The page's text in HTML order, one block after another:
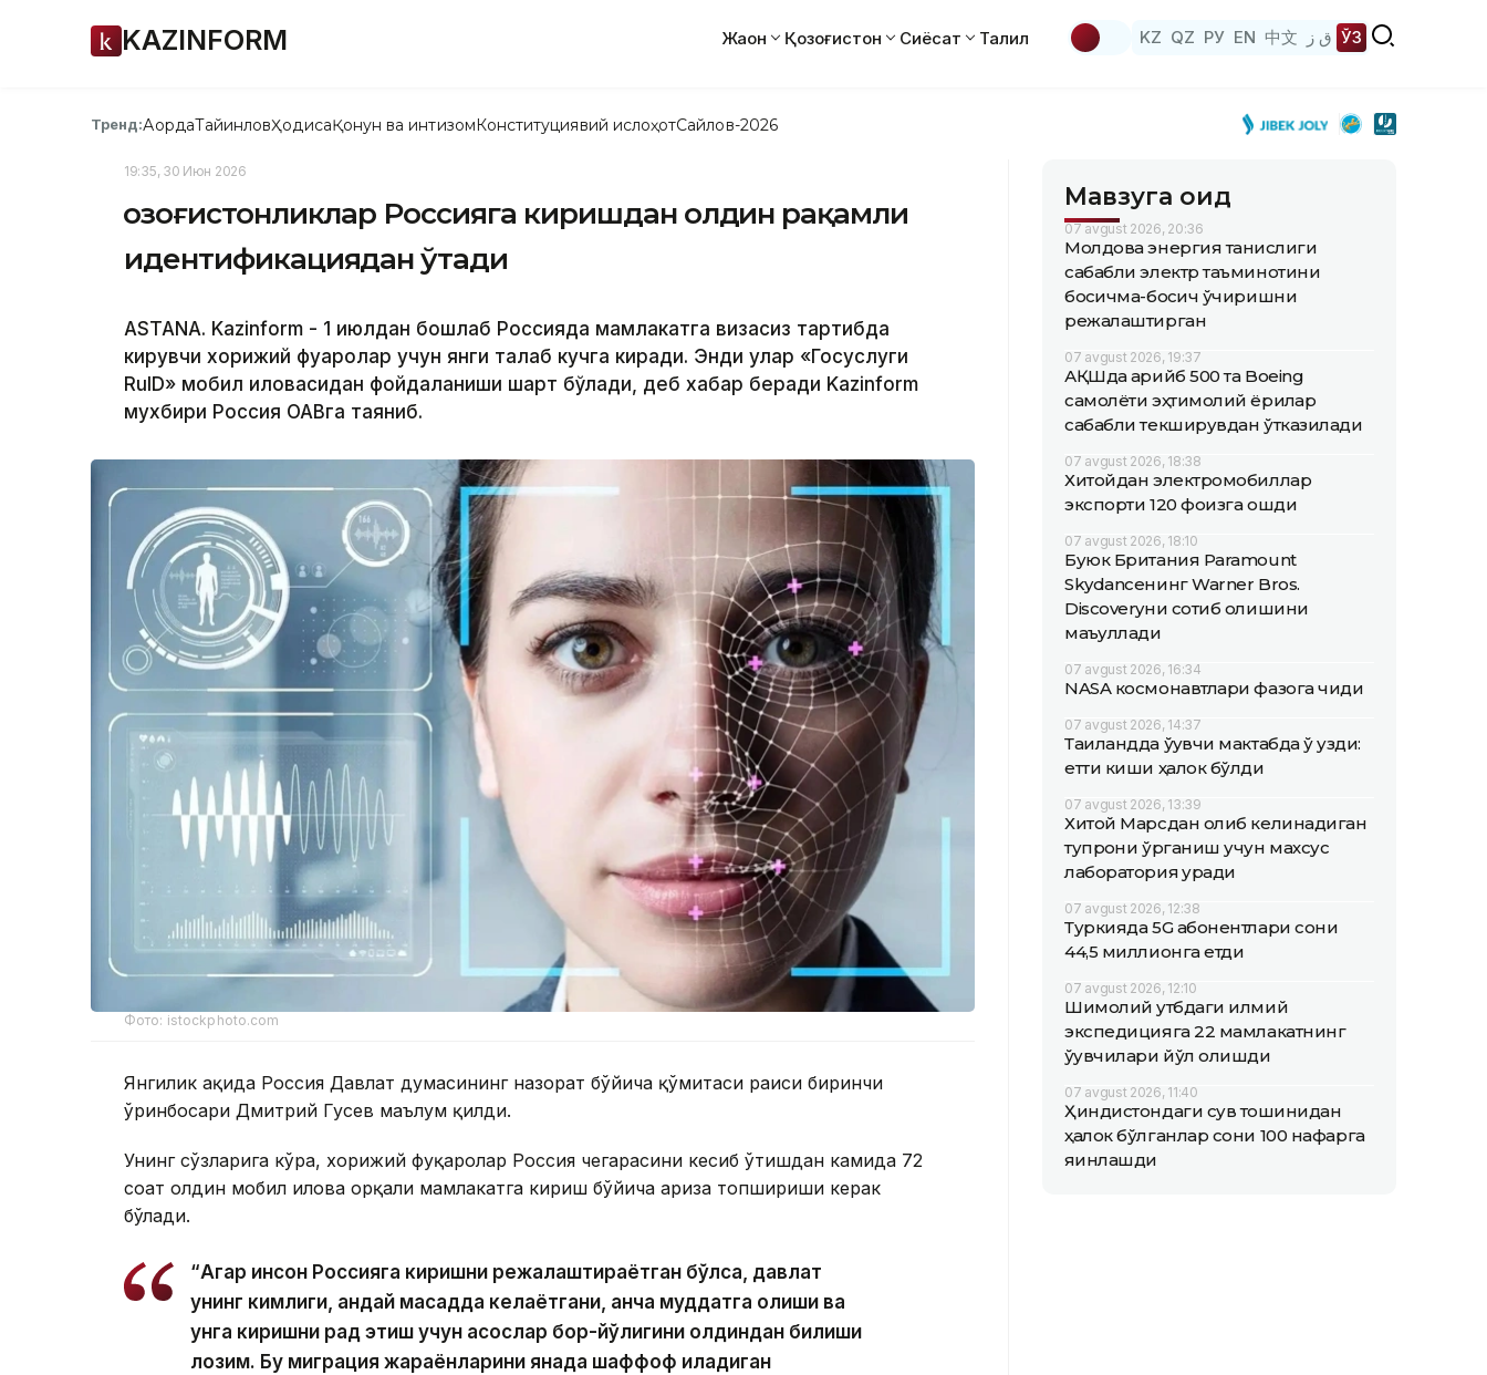
KAZINFORM Жаҳон Қозоғистон Сиёсат Таҳлил KZ QZ РУ EN 中文 ق ز ЎЗ
Тренд:АқордаТайинловҲодисаҚонун ва интизомКонституциявий ислоҳотСайлов-2026
19:35, 30 Июн 2026
Қозоғистонликлар Россияга киришдан олдин рақамли
идентификациядан ўтади
ASTANA. Kazinform - 1 июлдан бошлаб Россияда мамлакатга визасиз тартибда
кирувчи хорижий фуқаролар учун янги талаб кучга киради. Энди улар «Госуслуги
RuID» мобил иловасидан фойдаланиши шарт бўлади, деб хабар беради Kazinform
мухбири Россия ОАВга таяниб.
Фото: istockphoto.com
Янгилик ҳақида Россия Давлат думасининг назорат бўйича қўмитаси раиси биринчи
ўринбосари Дмитрий Гусев маълум қилди.
Унинг сўзларига кўра, хорижий фуқаролар Россия чегарасини кесиб ўтишдан камида 72
соат олдин мобил илова орқали мамлакатга кириш бўйича ариза топшириши керак
бўлади.
“Агар инсон Россияга киришни режалаштираётган бўлса, давлат
унинг кимлиги, қандай мақсадда келаётгани, қанча муддатга қолиши ва
унга киришни рад этиш учун асослар бор-йўқлигини олдиндан билиши
лозим. Бу миграция жараёнларини янада шаффоф қиладиган
Мавзуга оид
07 avgust 2026, 20:36
Молдова энергия танқислиги
сабабли электр таъминотини
босқичма-босқич ўчиришни
режалаштирган
07 avgust 2026, 19:37
АҚШда қарийб 500 та Boeing
самолёти эҳтимолий ёриқлар
сабабли текширувдан ўтказилади
07 avgust 2026, 18:38
Хитойдан электромобиллар
экспорти 120 фоизга ошди
07 avgust 2026, 18:10
Буюк Британия Paramount
Skydanceнинг Warner Bros.
Discoveryни сотиб олишини
маъқуллади
07 avgust 2026, 16:34
NASA космонавтлари фазога чиқди
07 avgust 2026, 14:37
Таиландда ўқувчи мактабда ўқ узди:
етти киши ҳалок бўлди
07 avgust 2026, 13:39
Хитой Марсдан олиб келинадиган
тупроқни ўрганиш учун махсус
лаборатория қуради
07 avgust 2026, 12:38
Туркияда 5G абонентлари сони
44,5 миллионга етди
07 avgust 2026, 12:10
Шимолий қутбдаги илмий
экспедицияга 22 мамлакатнинг
ўқувчилари йўл олишди
07 avgust 2026, 11:40
Ҳиндистондаги сув тошқинидан
ҳалок бўлганлар сони 100 нафарга
яқинлашди